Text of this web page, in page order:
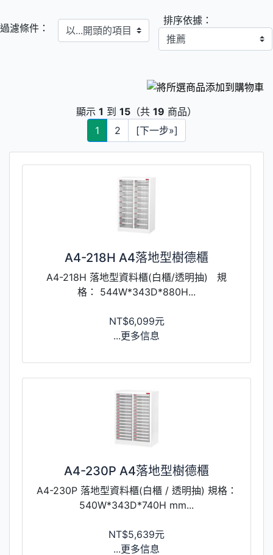
過濾條件： 以...開頭的項目 排序依據：
顯示 1 到 15 （共 19 商品）
1
2 [下一步»]
A4-218H A4落地型樹德櫃
A4-218H 落地型資料櫃(白櫃/透明抽) 規
格： 544W*343D*880H...
NT$6,099元
...更多信息
A4-230P A4落地型樹德櫃
A4-230P 落地型資料櫃(白櫃 / 透明抽) 規格：
540W*343D*740H mm...
NT$5,639元
...更多信息